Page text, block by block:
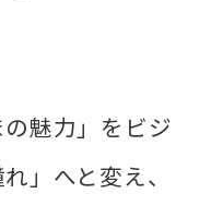
魅力」をビジ
」へと変え、